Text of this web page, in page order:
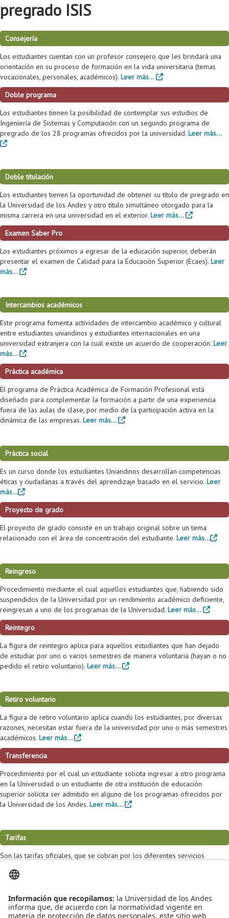
pregrado ISIS
Consejería
Los estudiantes cuentan con un profesor consejero que les brindará una
orientación en su proceso de formación en la vida universitaria (temas
vocacionales, personales, académicos). Leer más...
Doble programa
Los estudiantes tienen la posibilidad de contemplar sus estudios de
Ingeniería de Sistemas y Computación con un segundo programa de
pregrado de los 28 programas ofrecidos por la universidad. Leer más...
Doble titulación
Los estudiantes tienen la oportunidad de obtener su título de pregrado en
la Universidad de los Andes y otro título simultáneo otorgado para la
misma carrera en una universidad en el exterior. Leer más...
Examen Saber Pro
Los estudiantes próximos a egresar de la educación superior, deberán
presentar el examen de Calidad para la Educación Superior (Ecaes). Leer
más...
Intercambios académicos
Este programa fomenta actividades de intercambio académico y cultural
entre estudiantes uniandinos y estudiantes internacionales en una
universidad extranjera con la cual existe un acuerdo de cooperación. Leer
más...
Práctica académica
El programa de Práctica Académica de Formación Profesional está
diseñado para complementar la formación a partir de una experiencia
fuera de las aulas de clase, por medio de la participación activa en la
dinámica de las empresas. Leer más...
Práctica social
Es un curso donde los estudiantes Uniandinos desarrollan competencias
éticas y ciudadanas a través del aprendizaje basado en el servicio. Leer
más...
Proyecto de grado
El proyecto de grado consiste en un trabajo original sobre un tema
relacionado con el área de concentración del estudiante. Leer más...
Reingreso
Procedimiento mediante el cual aquellos estudiantes que, habiendo sido
suspendidos de la Universidad por un rendimiento académico deficiente,
reingresan a uno de los programas de la Universidad. Leer más...
Reintegro
La figura de reintegro aplica para aquellos estudiantes que han dejado
de estudiar por uno o varios semestres de manera voluntaria (hayan o no
pedido el retiro voluntario). Leer más...
Retiro voluntario
La figura de retiro voluntario aplica cuando los estudiantes, por diversas
razones, necesitan estar fuera de la universidad por uno o más semestres
académicos. Leer más...
Transferencia
Procedimiento por el cual un estudiante solicita ingresar a otro programa
en la Universidad o un estudiante de otra institución de educación
superior solicita ser admitido en alguno de los programas ofrecidos por
la Universidad de los Andes. Leer más...
Tarifas
Son las tarifas oficiales, que se cobran por los diferentes servicios
Grado
Proceso por medio del cual nuestros estudiantes optan para obtener el
título del programa en el que fueron admitidos.Leer más...
Proyecto de grado
Reintegro
Retiro voluntario
Transferencia
Tarifas
Grado